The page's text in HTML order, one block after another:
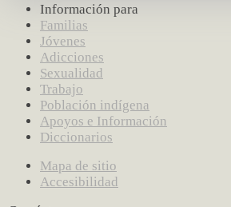
Información para
Familias
Jóvenes
Adicciones
Sexualidad
Trabajo
Población indígena
Apoyos e Información
Diccionarios
Mapa de sitio
Accesibilidad